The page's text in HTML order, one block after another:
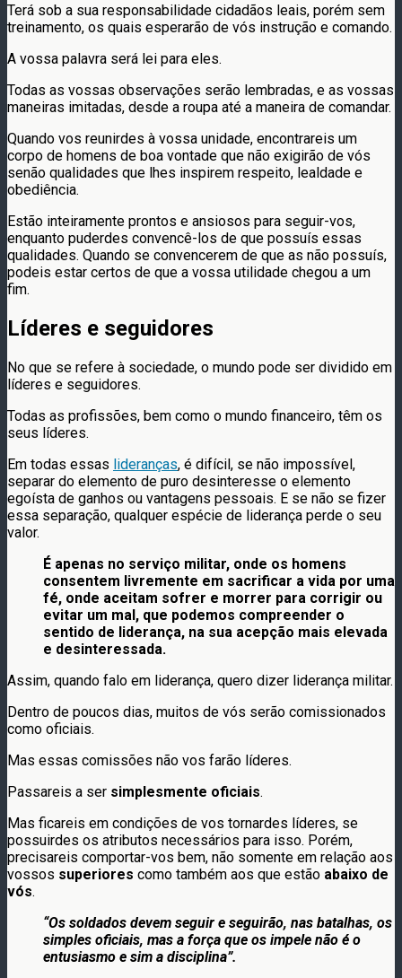
Terá sob a sua responsabilidade cidadãos leais, porém sem
treinamento, os quais esperarão de vós instrução e comando.
A vossa palavra será lei para eles.
Todas as vossas observações serão lembradas, e as vossas
maneiras imitadas, desde a roupa até a maneira de comandar.
Quando vos reunirdes à vossa unidade, encontrareis um
corpo de homens de boa vontade que não exigirão de vós
senão qualidades que lhes inspirem respeito, lealdade e
obediência.
Estão inteiramente prontos e ansiosos para seguir-vos,
enquanto puderdes convencê-los de que possuís essas
qualidades. Quando se convencerem de que as não possuís,
podeis estar certos de que a vossa utilidade chegou a um
fim.
Líderes e seguidores
No que se refere à sociedade, o mundo pode ser dividido em
líderes e seguidores.
Todas as profissões, bem como o mundo financeiro, têm os
seus líderes.
Em todas essas lideranças, é difícil, se não impossível,
separar do elemento de puro desinteresse o elemento
egoísta de ganhos ou vantagens pessoais. E se não se fizer
essa separação, qualquer espécie de liderança perde o seu
valor.
É apenas no serviço militar, onde os homens
consentem livremente em sacrificar a vida por uma
fé, onde aceitam sofrer e morrer para corrigir ou
evitar um mal, que podemos compreender o
sentido de liderança, na sua acepção mais elevada
e desinteressada.
Assim, quando falo em liderança, quero dizer liderança militar.
Dentro de poucos dias, muitos de vós serão comissionados
como oficiais.
Mas essas comissões não vos farão líderes.
Passareis a ser simplesmente oficiais.
Mas ficareis em condições de vos tornardes líderes, se
possuirdes os atributos necessários para isso. Porém,
precisareis comportar-vos bem, não somente em relação aos
vossos superiores como também aos que estão abaixo de
vós.
“Os soldados devem seguir e seguirão, nas batalhas, os
simples oficiais, mas a força que os impele não é o
entusiasmo e sim a disciplina”.